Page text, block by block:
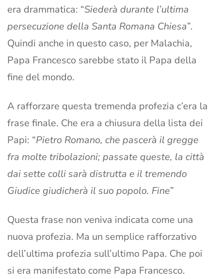
era drammatica: “Siederà durante l’ultima
persecuzione della Santa Romana Chiesa”.
Quindi anche in questo caso, per Malachia,
Papa Francesco sarebbe stato il Papa della
fine del mondo.
A rafforzare questa tremenda profezia c’era la
frase finale. Che era a chiusura della lista dei
Papi: “Pietro Romano, che pascerà il gregge
fra molte tribolazioni; passate queste, la città
dai sette colli sarà distrutta e il tremendo
Giudice giudicherà il suo popolo. Fine”
Questa frase non veniva indicata come una
nuova profezia. Ma un semplice rafforzativo
dell’ultima profezia sull’ultimo Papa. Che poi
si era manifestato come Papa Francesco.